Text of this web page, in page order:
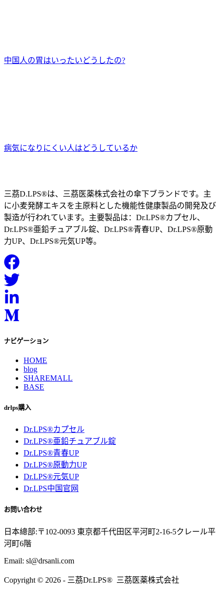
中国人の胃はいったいどうしたの?
病気になりにくい人はどうしているか
三茘D.LPS®は、三茘医薬株式会社の傘下ブランドです。主
に小麦発酵エキスを主原料とした機能性健康製品の開発及び
製造が行われています。主要製品は：Dr.LPS®カプセル、
Dr.LPS®亜鉛チュアブル錠、Dr.LPS®青春UP、Dr.LPS®原動
力UP、Dr.LPS®元気UP等。
ナビゲーション
HOME
blog
SHAREMALL
BASE
drlps購入
Dr.LPS®カプセル
Dr.LPS®亜鉛チュアブル錠
Dr.LPS®青春UP
Dr.LPS®原動力UP
Dr.LPS®元気UP
Dr.LPS中国官网
お問い合わせ
日本總部:〒102-0093 東京都千代田区平河町2-16-5クレール平
河町6階
Email: sl@drsanli.com
Copyright © 2026 - 三茘Dr.LPS® 三茘医薬株式会社